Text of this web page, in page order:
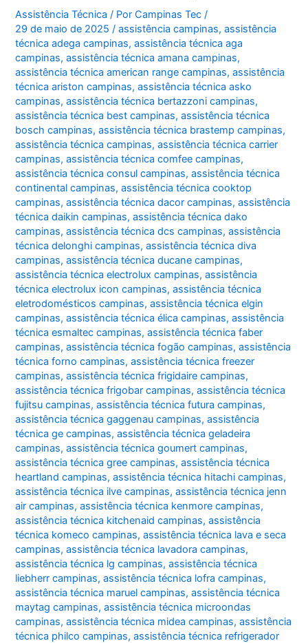
Assistência Técnica / PorCampinas Tec/
29 de maio de 2025 /assistência campinas,assistência
técnica adega campinas,assistência técnica aga
campinas,assistência técnica amana campinas,
assistência técnica american range campinas,assistência
técnica ariston campinas,assistência técnica asko
campinas,assistência técnica bertazzoni campinas,
assistência técnica best campinas,assistência técnica
bosch campinas,assistência técnica brastemp campinas,
assistência técnica campinas,assistência técnica carrier
campinas,assistência técnica comfee campinas,
assistência técnica consul campinas,assistência técnica
continental campinas,assistência técnica cooktop
campinas,assistência técnica dacor campinas,assistência
técnica daikin campinas,assistência técnica dako
campinas,assistência técnica dcs campinas,assistência
técnica delonghi campinas,assistência técnica diva
campinas,assistência técnica ducane campinas,
assistência técnica electrolux campinas,assistência
técnica electrolux icon campinas,assistência técnica
eletrodomésticos campinas,assistência técnica elgin
campinas,assistência técnica élica campinas,assistência
técnica esmaltec campinas,assistência técnica faber
campinas,assistência técnica fogão campinas,assistência
técnica forno campinas,assistência técnica freezer
campinas,assistência técnica frigidaire campinas,
assistência técnica frigobar campinas,assistência técnica
fujitsu campinas,assistência técnica futura campinas,
assistência técnica gaggenau campinas,assistência
técnica ge campinas,assistência técnica geladeira
campinas,assistência técnica goumert campinas,
assistência técnica gree campinas,assistência técnica
heartland campinas,assistência técnica hitachi campinas,
assistência técnica ilve campinas,assistência técnica jenn
air campinas,assistência técnica kenmore campinas,
assistência técnica kitchenaid campinas,assistência
técnica komeco campinas,assistência técnica lava e seca
campinas,assistência técnica lavadora campinas,
assistência técnica lg campinas,assistência técnica
liebherr campinas,assistência técnica lofra campinas,
assistência técnica maruel campinas,assistência técnica
maytag campinas,assistência técnica microondas
campinas,assistência técnica midea campinas,assistência
técnica philco campinas,assistência técnica refrigerador